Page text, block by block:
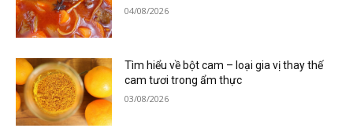
04/08/2026
Tìm hiểu về bột cam – loại gia vị thay thế
cam tươi trong ẩm thực
03/08/2026